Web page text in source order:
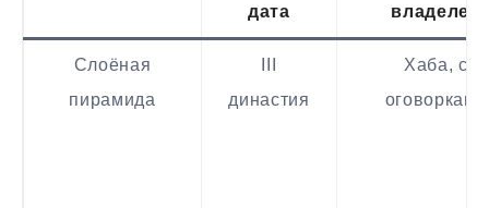
дата
владелец
Слоёная
пирамида
династия
Хаба, с
оговорками